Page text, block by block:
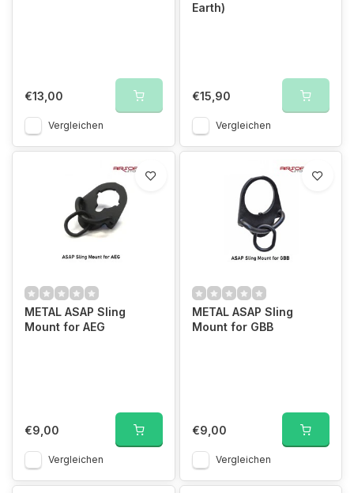
€13,00
Vergleichen
Earth)
€15,90
Vergleichen
METAL ASAP Sling
Mount for AEG
€9,00
Vergleichen
METAL ASAP Sling
Mount for GBB
€9,00
Vergleichen